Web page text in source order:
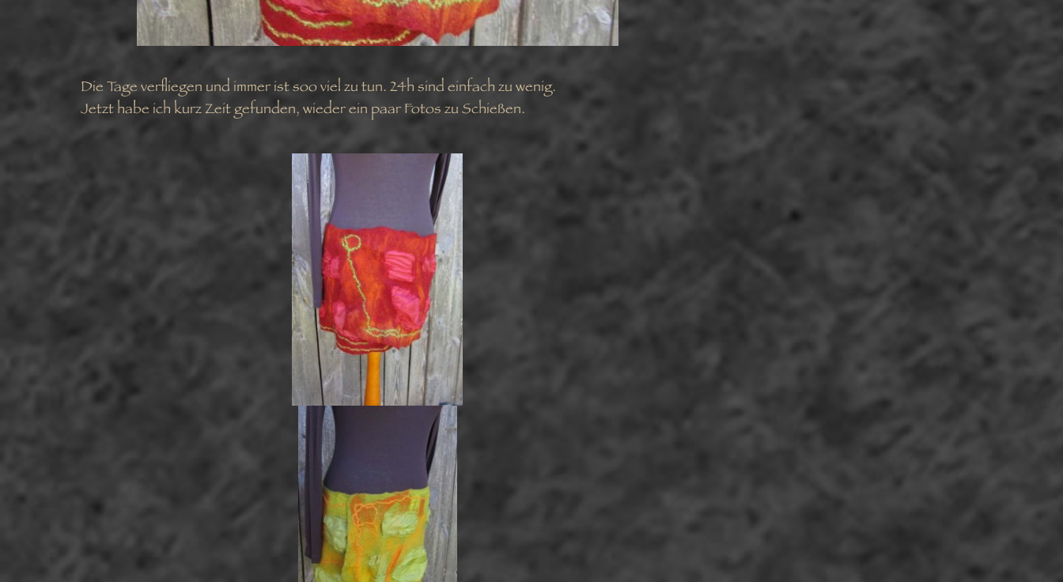
Die Tage verfliegen und immer ist soo viel zu tun. 24h sind einfach zu wenig.
Jetzt habe ich kurz Zeit gefunden, wieder ein paar Fotos zu Schießen.